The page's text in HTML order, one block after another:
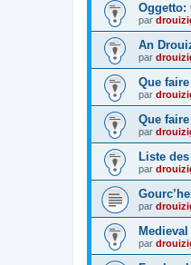
Oggetto:
par
An
par
Que
par
Que
par
Liste
par
par
par